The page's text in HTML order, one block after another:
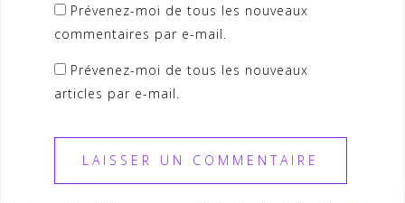
Prévenez-moi de tous les nouveaux
commentaires par e-mail.
Prévenez-moi de tous les nouveaux
articles par e-mail.